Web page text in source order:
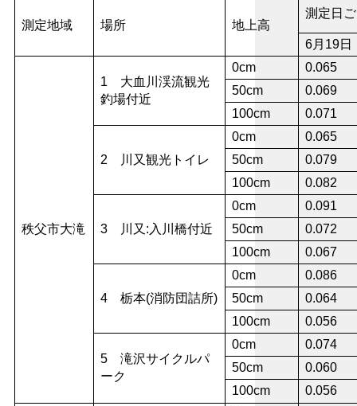
測定地域 場所 地上高
測定日
6月19日
秩父市大滝
1 大血川渓流観光
釣場付近
0cm
0.065
50cm
0.069
100cm
0.071
2 川又観光トイレ
0cm
0.065
50cm
0.079
100cm
0.082
3 川又:入川橋付近
0cm
0.091
50cm
0.072
100cm
0.067
4 栃本(消防団詰所)
0cm
0.086
50cm
0.064
100cm
0.056
5 滝沢サイクルパ
ーク
0cm
0.074
50cm
0.060
100cm
0.056